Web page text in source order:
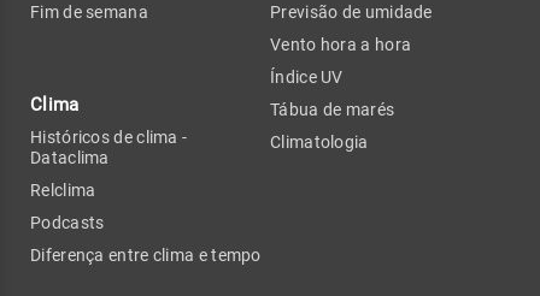
Fim de semana
Clima
Históricos de clima -
Dataclima
Relclima
Podcasts
Diferença entre clima e tempo
Previsão de umidade
Vento hora a hora
Índice UV
Tábua de marés
Climatologia